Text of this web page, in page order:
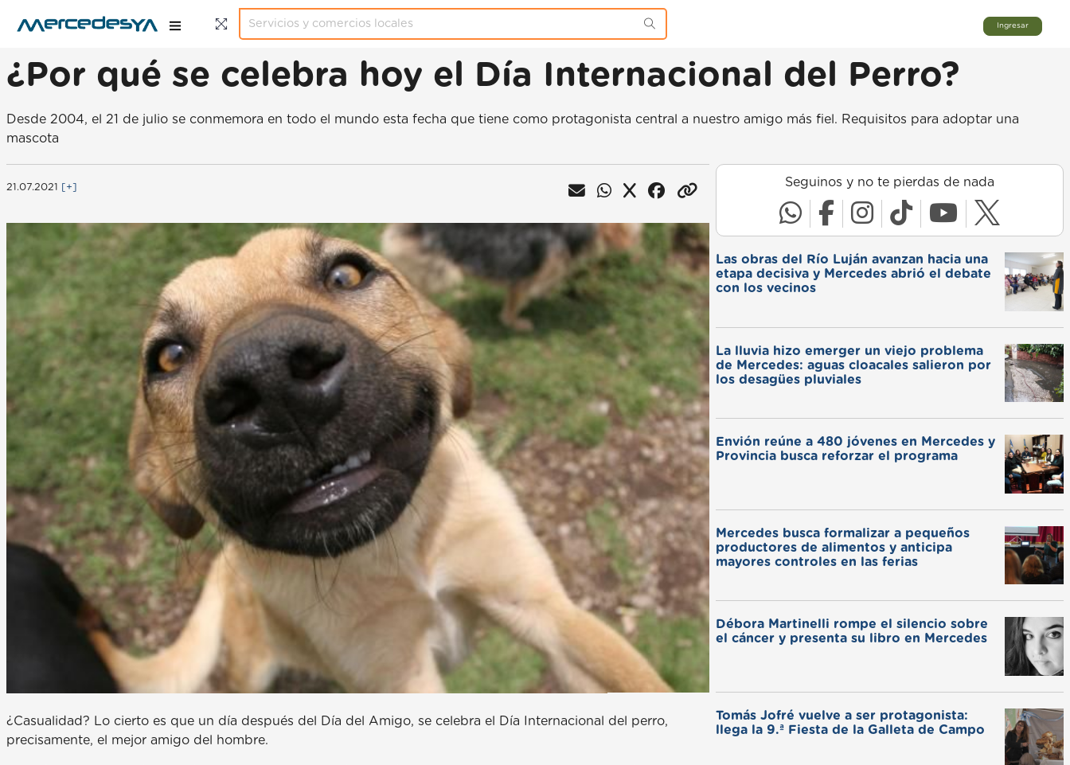
Ingresar
¿Por qué se celebra hoy el Día Internacional del Perro?
Desde 2004, el 21 de julio se conmemora en todo el mundo esta fecha que tiene como protagonista central a nuestro amigo más fiel. Requisitos para adoptar una
mascota
21.07.2021 [+]
¿Casualidad? Lo cierto es que un día después del Día del Amigo, se celebra el Día Internacional del perro,
precisamente, el mejor amigo del hombre.
Seguinos y no te pierdas de nada
Las obras del Río Luján avanzan hacia una
etapa decisiva y Mercedes abrió el debate
con los vecinos
La lluvia hizo emerger un viejo problema
de Mercedes: aguas cloacales salieron por
los desagües pluviales
Envión reúne a 480 jóvenes en Mercedes y
Provincia busca reforzar el programa
Mercedes busca formalizar a pequeños
productores de alimentos y anticipa
mayores controles en las ferias
Débora Martinelli rompe el silencio sobre
el cáncer y presenta su libro en Mercedes
Tomás Jofré vuelve a ser protagonista:
llega la 9.ª Fiesta de la Galleta de Campo